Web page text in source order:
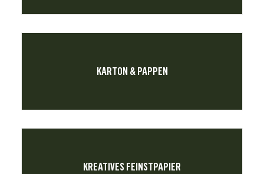
KARTON & PAPPEN
KREATIVES FEINSTPAPIER